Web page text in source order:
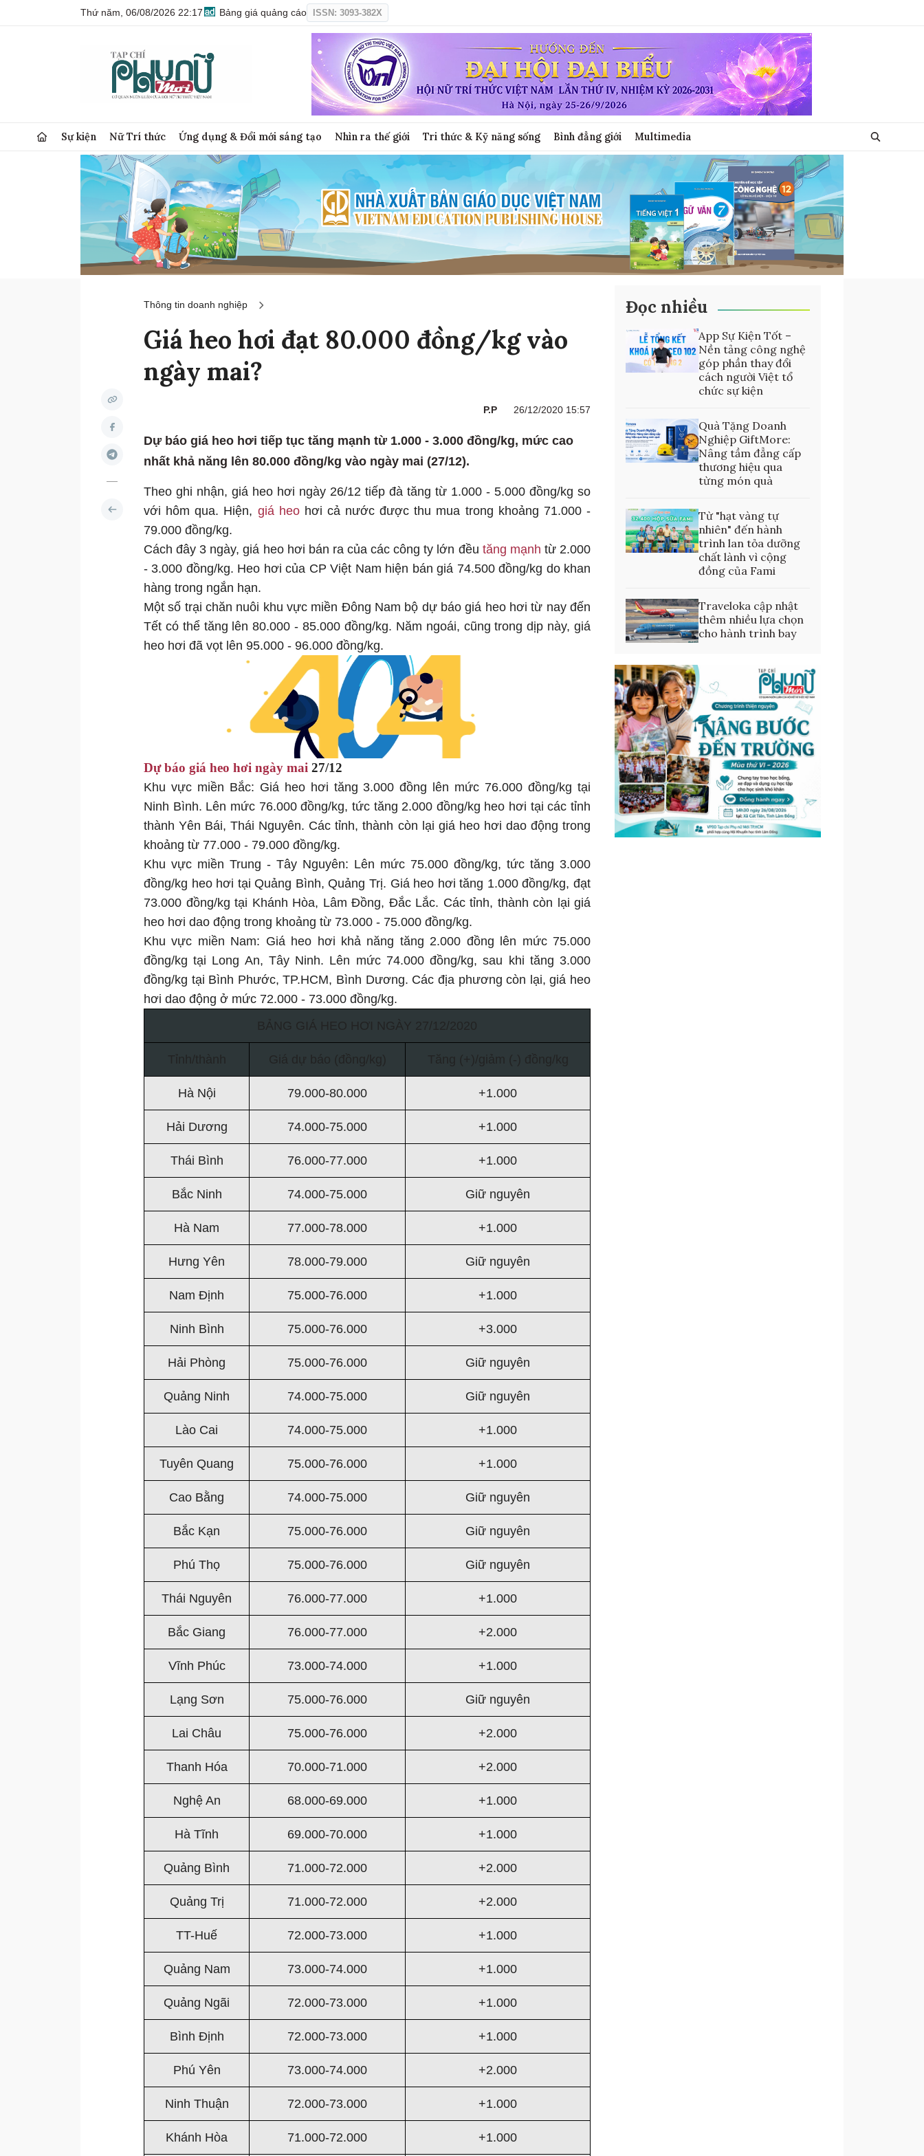
Thứ năm, 06/08/2026 22:17 Bảng giá quảng cáo ISSN: 3093-382X
Sự kiện Nữ Trí thức Ứng dụng & Đổi mới sáng tạo Nhìn ra thế giới Tri thức & Kỹ năng sống Bình đẳng giới Multimedia
Thông tin doanh nghiệp
Giá heo hơi đạt 80.000 đồng/kg vào
ngày mai?
P.P 26/12/2020 15:57
Dự báo giá heo hơi tiếp tục tăng mạnh từ 1.000 - 3.000 đồng/kg, mức cao
nhất khả năng lên 80.000 đồng/kg vào ngày mai (27/12).
Theo ghi nhận, giá heo hơi ngày 26/12 tiếp đà tăng từ 1.000 - 5.000 đồng/kg so
với hôm qua. Hiện, giá heo hơi cả nước được thu mua trong khoảng 71.000 -
79.000 đồng/kg.
Cách đây 3 ngày, giá heo hơi bán ra của các công ty lớn đều tăng mạnh từ 2.000
- 3.000 đồng/kg. Heo hơi của CP Việt Nam hiện bán giá 74.500 đồng/kg do khan
hàng trong ngắn hạn.
Một số trại chăn nuôi khu vực miền Đông Nam bộ dự báo giá heo hơi từ nay đến
Tết có thể tăng lên 80.000 - 85.000 đồng/kg. Năm ngoái, cũng trong dịp này, giá
heo hơi đã vọt lên 95.000 - 96.000 đồng/kg.
Dự báo giá heo hơi ngày mai 27/12
Khu vực miền Bắc: Giá heo hơi tăng 3.000 đồng lên mức 76.000 đồng/kg tại
Ninh Bình. Lên mức 76.000 đồng/kg, tức tăng 2.000 đồng/kg heo hơi tại các tỉnh
thành Yên Bái, Thái Nguyên. Các tỉnh, thành còn lại giá heo hơi dao động trong
khoảng từ 77.000 - 79.000 đồng/kg.
Khu vực miền Trung - Tây Nguyên: Lên mức 75.000 đồng/kg, tức tăng 3.000
đồng/kg heo hơi tại Quảng Bình, Quảng Trị. Giá heo hơi tăng 1.000 đồng/kg, đạt
73.000 đồng/kg tại Khánh Hòa, Lâm Đồng, Đắc Lắc. Các tỉnh, thành còn lại giá
heo hơi dao động trong khoảng từ 73.000 - 75.000 đồng/kg.
Khu vực miền Nam: Giá heo hơi khả năng tăng 2.000 đồng lên mức 75.000
đồng/kg tại Long An, Tây Ninh. Lên mức 74.000 đồng/kg, sau khi tăng 3.000
đồng/kg tại Bình Phước, TP.HCM, Bình Dương. Các địa phương còn lại, giá heo
hơi dao động ở mức 72.000 - 73.000 đồng/kg.
Hà Nội 79.000-80.000 +1.000
Hải Dương 74.000-75.000 +1.000
Thái Bình 76.000-77.000 +1.000
Bắc Ninh 74.000-75.000 Giữ nguyên
Hà Nam 77.000-78.000 +1.000
Hưng Yên 78.000-79.000 Giữ nguyên
Nam Định 75.000-76.000 +1.000
Ninh Bình 75.000-76.000 +3.000
Hải Phòng 75.000-76.000 Giữ nguyên
Quảng Ninh 74.000-75.000 Giữ nguyên
Lào Cai 74.000-75.000 +1.000
Tuyên Quang 75.000-76.000 +1.000
Cao Bằng 74.000-75.000 Giữ nguyên
Bắc Kạn 75.000-76.000 Giữ nguyên
Phú Thọ 75.000-76.000 Giữ nguyên
Thái Nguyên 76.000-77.000 +1.000
Bắc Giang 76.000-77.000 +2.000
Vĩnh Phúc 73.000-74.000 +1.000
Lạng Sơn 75.000-76.000 Giữ nguyên
Lai Châu 75.000-76.000 +2.000
Thanh Hóa 70.000-71.000 +2.000
Nghệ An 68.000-69.000 +1.000
Hà Tĩnh 69.000-70.000 +1.000
Quảng Bình 71.000-72.000 +2.000
Quảng Trị 71.000-72.000 +2.000
TT-Huế 72.000-73.000 +1.000
Quảng Nam 73.000-74.000 +1.000
Quảng Ngãi 72.000-73.000 +1.000
Bình Định 72.000-73.000 +1.000
Phú Yên 73.000-74.000 +2.000
Ninh Thuận 72.000-73.000 +1.000
Khánh Hòa 71.000-72.000 +1.000
Đọc nhiều
App Sự Kiện Tốt –
Nền tảng công nghệ
góp phần thay đổi
cách người Việt tổ
chức sự kiện
Quà Tặng Doanh
Nghiệp GiftMore:
Nâng tầm đẳng cấp
thương hiệu qua
từng món quà
Từ "hạt vàng tự
nhiên" đến hành
trình lan tỏa dưỡng
chất lành vì cộng
đồng của Fami
Traveloka cập nhật
thêm nhiều lựa chọn
cho hành trình bay